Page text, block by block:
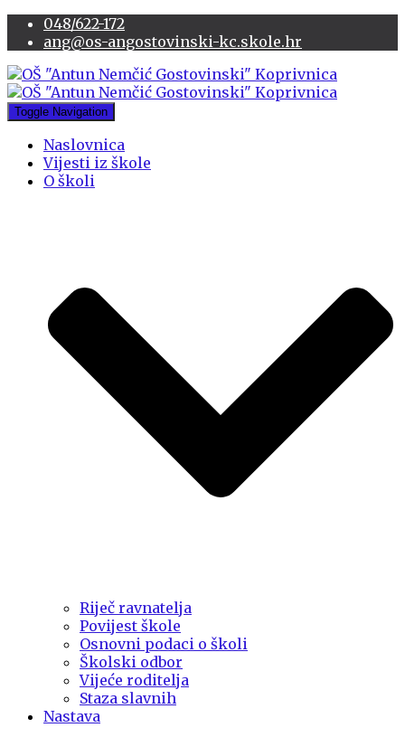
048/622-172
ang@os-angostovinski-kc.skole.hr
Toggle Navigation
Naslovnica
Vijesti iz škole
O školi
Riječ ravnatelja
Povijest škole
Osnovni podaci o školi
Školski odbor
Vijeće roditelja
Staza slavnih
Nastava